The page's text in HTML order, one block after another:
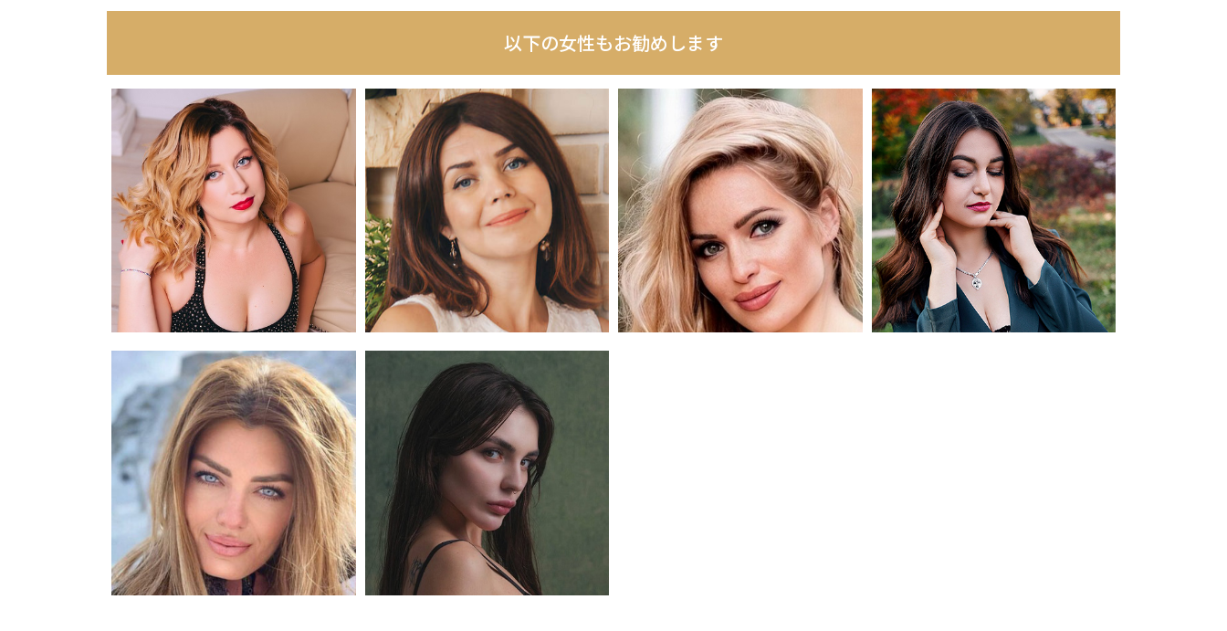
以下の女性もお勧めします